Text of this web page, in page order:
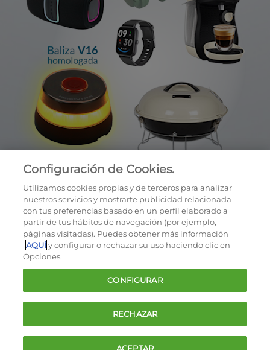
Cookies
Política de privacidad
Términos y condiciones de la oferta
Contacto
FAQ
Configuración de Cookies.
Utilizamos cookies propias y de terceros para analizar
nuestros servicios y mostrarte publicidad relacionada
con tus preferencias basado en un perfil elaborado a
partir de tus hábitos de navegación (por ejemplo,
páginas visitadas). Puedes obtener más información
AQUÍy configurar o rechazar su uso haciendo clic en
Opciones.
CONFIGURAR
RECHAZAR